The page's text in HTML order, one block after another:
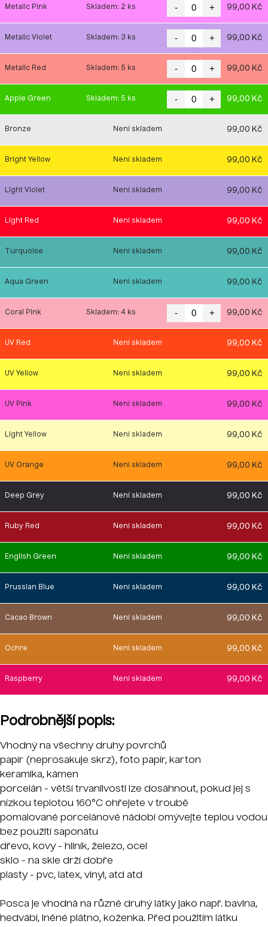
Metalic Pink Skladem: 2 ks - + 99,00 Kč
Metalic Violet Skladem: 3 ks - + 99,00 Kč
Metalic Red Skladem: 5 ks - + 99,00 Kč
Apple Green Skladem: 5 ks - + 99,00 Kč
Bronze Není skladem 99,00 Kč
Bright Yellow Není skladem 99,00 Kč
Light Violet Není skladem 99,00 Kč
Light Red Není skladem 99,00 Kč
Turquoise Není skladem 99,00 Kč
Aqua Green Není skladem 99,00 Kč
Coral Pink Skladem: 4 ks - + 99,00 Kč
UV Red Není skladem 99,00 Kč
UV Yellow Není skladem 99,00 Kč
UV Pink Není skladem 99,00 Kč
Light Yellow Není skladem 99,00 Kč
UV Orange Není skladem 99,00 Kč
Deep Grey Není skladem 99,00 Kč
Ruby Red Není skladem 99,00 Kč
English Green Není skladem 99,00 Kč
Prussian Blue Není skladem 99,00 Kč
Cacao Brown Není skladem 99,00 Kč
Ochre Není skladem 99,00 Kč
Raspberry Není skladem 99,00 Kč
Podrobnější popis:
Vhodný na všechny druhy povrchů
papír (neprosakuje skrz), foto papír, karton
keramika, kámen
porcelán - větší trvanlivosti lze dosáhnout, pokud jej s
nízkou teplotou 160°C ohřejete v troubě
pomalované porcelánové nádobí omývejte teplou vodou
bez použití saponátu
dřevo, kovy - hliník, železo, ocel
sklo - na skle drží dobře
plasty - pvc, latex, vinyl, atd atd
Posca je vhodná na různé druhý látky jako např. bavlna,
hedvábí, lněné plátno, koženka. Před použitím látku